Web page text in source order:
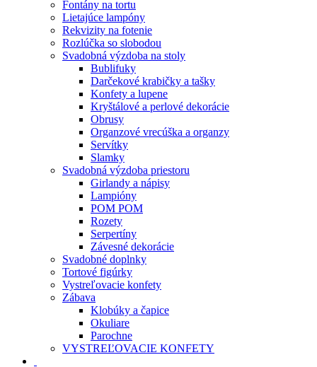
Fontány na tortu
Lietajúce lampóny
Rekvizity na fotenie
Rozlúčka so slobodou
Svadobná výzdoba na stoly
Bublifuky
Darčekové krabičky a tašky
Konfety a lupene
Kryštálové a perlové dekorácie
Obrusy
Organzové vrecúška a organzy
Servítky
Slamky
Svadobná výzdoba priestoru
Girlandy a nápisy
Lampióny
POM POM
Rozety
Serpertíny
Závesné dekorácie
Svadobné doplnky
Tortové figúrky
Vystreľovacie konfety
Zábava
Klobúky a čapice
Okuliare
Parochne
VYSTREĽOVACIE KONFETY